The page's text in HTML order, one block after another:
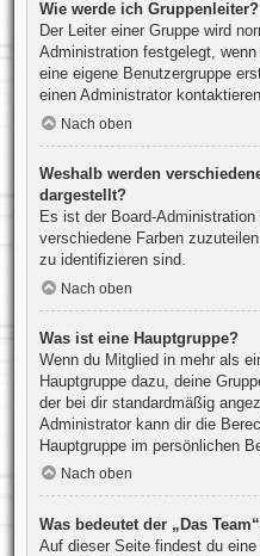
Wie werde ich Gruppenleiter?
Der Leiter einer Gruppe wird
Administration festgelegt,
eine eigene Benutzergruppe
einen Administrator
Nach oben
Weshalb werden
dargestellt?
Es ist der Board-
verschiedene Farben
zu identifizieren sind.
Nach oben
Was ist eine Hauptgruppe?
Wenn du Mitglied in mehr als
Hauptgruppe dazu, deine
der bei dir standardmäßig
Administrator kann dir die
Hauptgruppe im persönlichen
Nach oben
Was bedeutet der „Das
Auf dieser Seite findest du